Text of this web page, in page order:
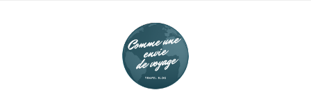
Comme
une
envie
de